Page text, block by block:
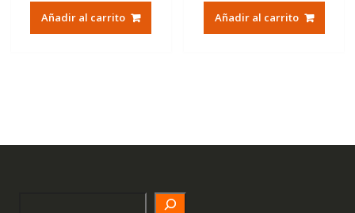
original
era:
actual
es:
Añadir al carrito
original
era:
actual
es:
Añadir al carrito